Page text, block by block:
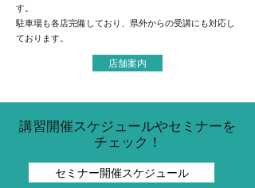
す。
駐車場も各店完備しており、県外からの受講にも対応し
ております。
店舗案内
講習​開催スケジュールやセミナーを
チェック！
セミナー開催スケジュール